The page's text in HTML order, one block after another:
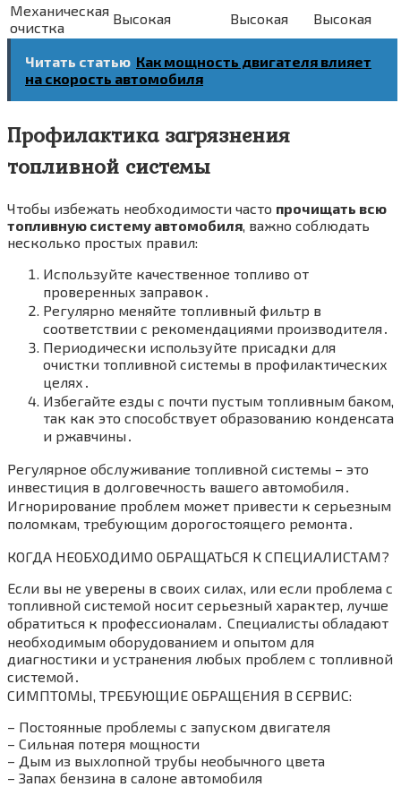
Механическая
очистка
Высокая Высокая Высокая
Читать статью Как мощность двигателя влияет
на скорость автомобиля
Профилактика загрязнения
топливной системы
Чтобы избежать необходимости часто прочищать всю
топливную систему автомобиля, важно соблюдать
несколько простых правил:
Используйте качественное топливо от
проверенных заправок․
Регулярно меняйте топливный фильтр в
соответствии с рекомендациями производителя․
Периодически используйте присадки для
очистки топливной системы в профилактических
целях․
Избегайте езды с почти пустым топливным баком,
так как это способствует образованию конденсата
и ржавчины․
Регулярное обслуживание топливной системы – это
инвестиция в долговечность вашего автомобиля․
Игнорирование проблем может привести к серьезным
поломкам, требующим дорогостоящего ремонта․
КОГДА НЕОБХОДИМО ОБРАЩАТЬСЯ К СПЕЦИАЛИСТАМ?
Если вы не уверены в своих силах, или если проблема с
топливной системой носит серьезный характер, лучше
обратиться к профессионалам․ Специалисты обладают
необходимым оборудованием и опытом для
диагностики и устранения любых проблем с топливной
системой․
СИМПТОМЫ, ТРЕБУЮЩИЕ ОБРАЩЕНИЯ В СЕРВИС:
– Постоянные проблемы с запуском двигателя
– Сильная потеря мощности
– Дым из выхлопной трубы необычного цвета
– Запах бензина в салоне автомобиля